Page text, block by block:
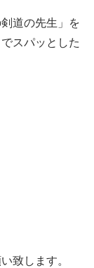
道の先生」を
スパッとした
致します。